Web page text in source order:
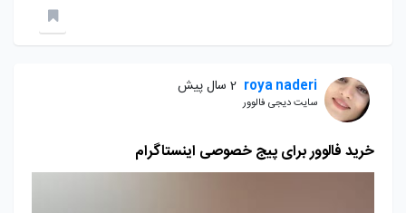
roya naderi 2 سال پیش
سایت دیجی فالوور
خرید فالوور برای پیج خصوصی اینستاگرام